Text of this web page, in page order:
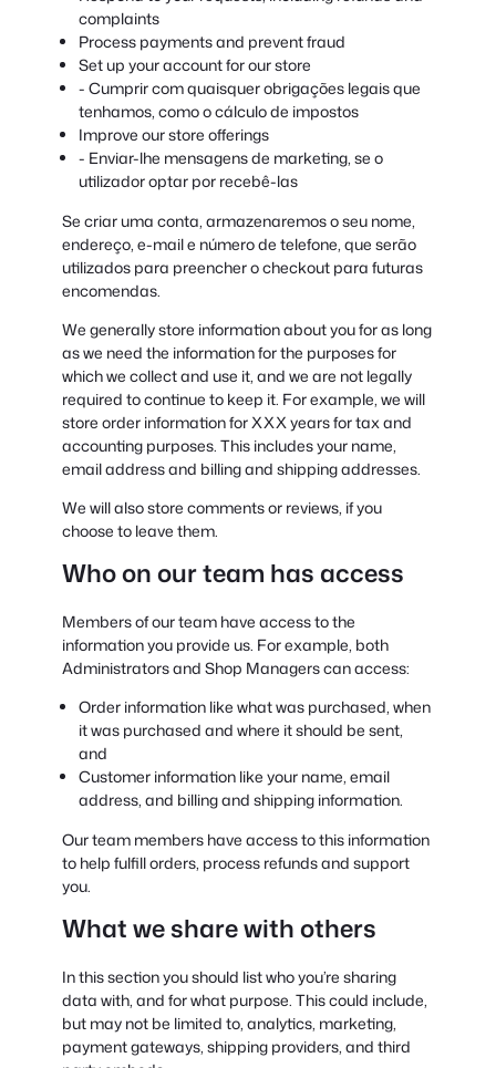
complaints
Process payments and prevent fraud
Set up your account for our store
- Cumprir com quaisquer obrigações legais que
tenhamos, como o cálculo de impostos
Improve our store offerings
- Enviar-lhe mensagens de marketing, se o
utilizador optar por recebê-las
Se criar uma conta, armazenaremos o seu nome,
endereço, e-mail e número de telefone, que serão
utilizados para preencher o checkout para futuras
encomendas.
We generally store information about you for as long
as we need the information for the purposes for
which we collect and use it, and we are not legally
required to continue to keep it. For example, we will
store order information for XXX years for tax and
accounting purposes. This includes your name,
email address and billing and shipping addresses.
We will also store comments or reviews, if you
choose to leave them.
Who on our team has access
Members of our team have access to the
information you provide us. For example, both
Administrators and Shop Managers can access:
Order information like what was purchased, when
it was purchased and where it should be sent,
and
Customer information like your name, email
address, and billing and shipping information.
Our team members have access to this information
to help fulfill orders, process refunds and support
you.
What we share with others
In this section you should list who you’re sharing
data with, and for what purpose. This could include,
but may not be limited to, analytics, marketing,
payment gateways, shipping providers, and third